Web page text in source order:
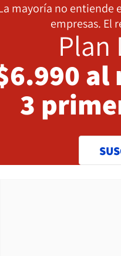
mayoría no entiende
empresas. El
Plan
al
3